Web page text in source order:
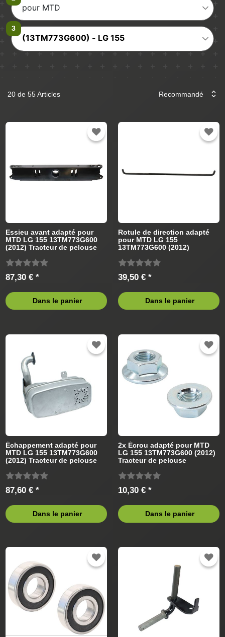
pour MTD
(13TM773G600) - LG 155
20 de 55 Articles
Essieu avant adapté pour
MTD LG 155 13TM773G600
(2012) Tracteur de pelouse
87,30 € *
Dans le panier
Rotule de direction adapté
pour MTD LG 155
13TM773G600 (2012)
39,50 € *
Dans le panier
Échappement adapté pour
MTD LG 155 13TM773G600
(2012) Tracteur de pelouse
87,60 € *
Dans le panier
2x Écrou adapté pour MTD
LG 155 13TM773G600 (2012)
Tracteur de pelouse
10,30 € *
Dans le panier